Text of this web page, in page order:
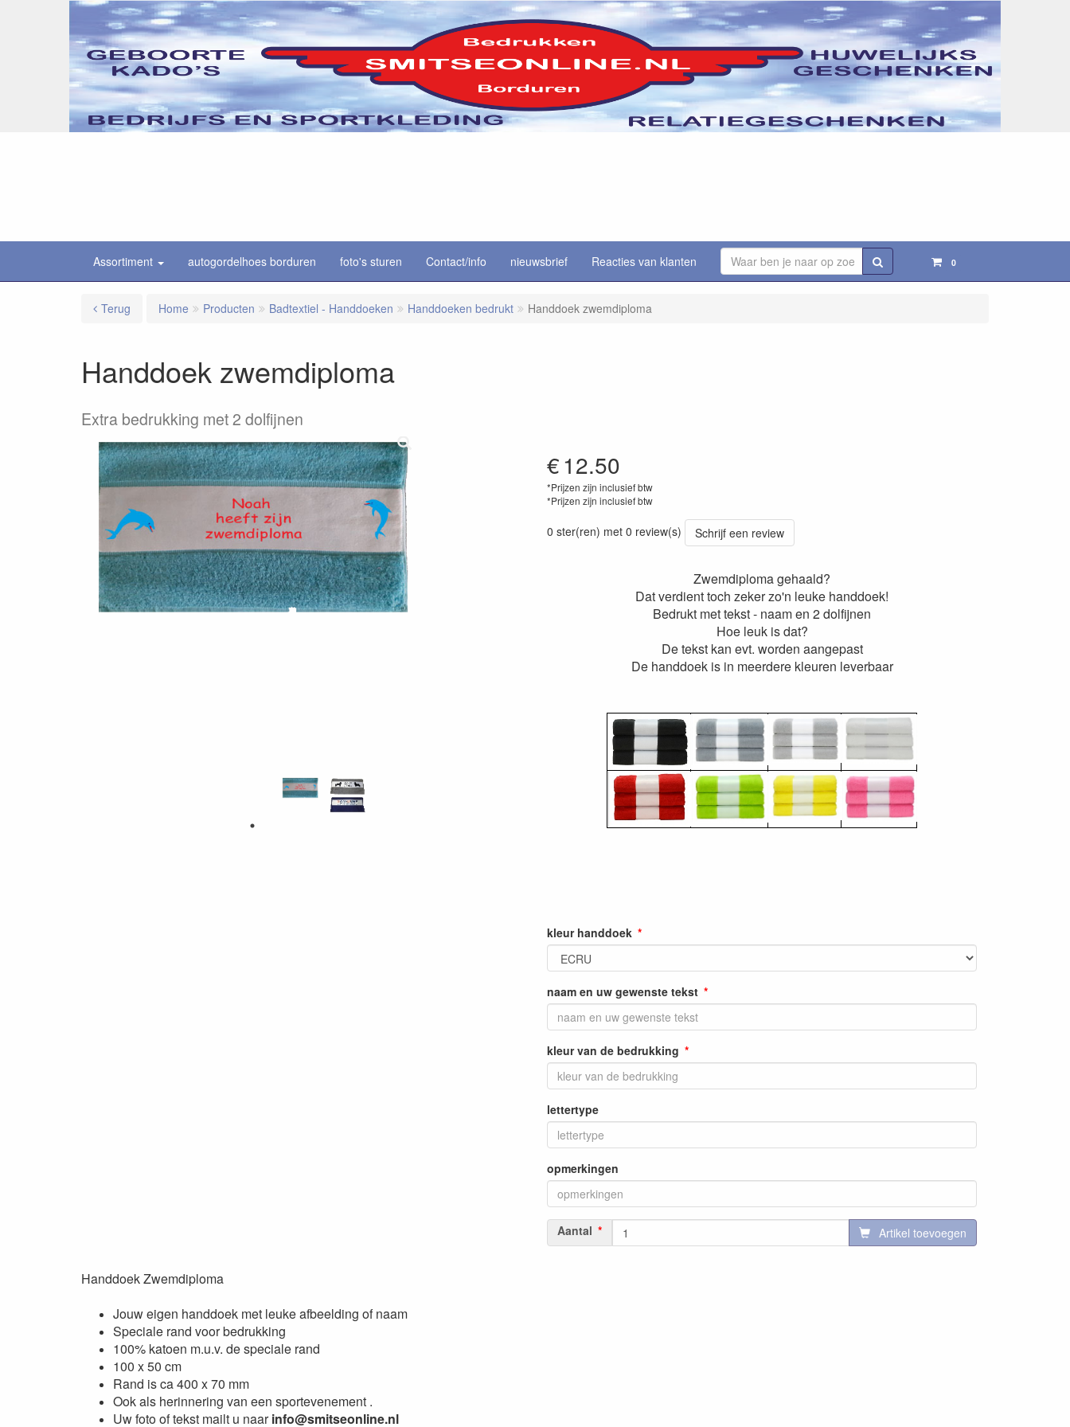
Assortiment autogordelhoes borduren foto's sturen Contact/info nieuwsbrief Reacties van klanten 0
Terug Home Producten Badtextiel - Handdoeken Handdoeken bedrukt Handdoek zwemdiploma
Handdoek zwemdiploma
Extra bedrukking met 2 dolfijnen
€12.50
*Prijzen zijn inclusief btw
*Prijzen zijn inclusief btw
0 ster(ren) met 0 review(s) Schrijf een review
Zwemdiploma gehaald?
Dat verdient toch zeker zo'n leuke handdoek!
Bedrukt met tekst - naam en 2 dolfijnen
Hoe leuk is dat?
De tekst kan evt. worden aangepast
De handdoek is in meerdere kleuren leverbaar
kleur handdoek
naam en uw gewenste tekst
kleur van de bedrukking
lettertype
opmerkingen
Aantal Artikel toevoegen
Handdoek Zwemdiploma
Jouw eigen handdoek met leuke afbeelding of naam
Speciale rand voor bedrukking
100% katoen m.u.v. de speciale rand
100 x 50 cm
Rand is ca 400 x 70 mm
Ook als herinnering van een sportevenement .
Uw foto of tekst mailt u naarinfo@smitseonline.nl